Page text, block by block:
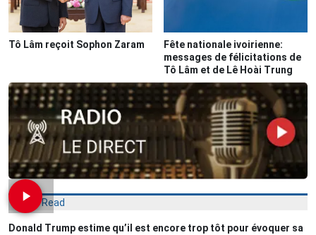
Tô Lâm reçoit Sophon Zaram
Fête nationale ivoirienne:
messages de félicitations de
Tô Lâm et de Lê Hoài Trung
Most Read
Donald Trump estime qu’il est encore trop tôt pour évoquer sa